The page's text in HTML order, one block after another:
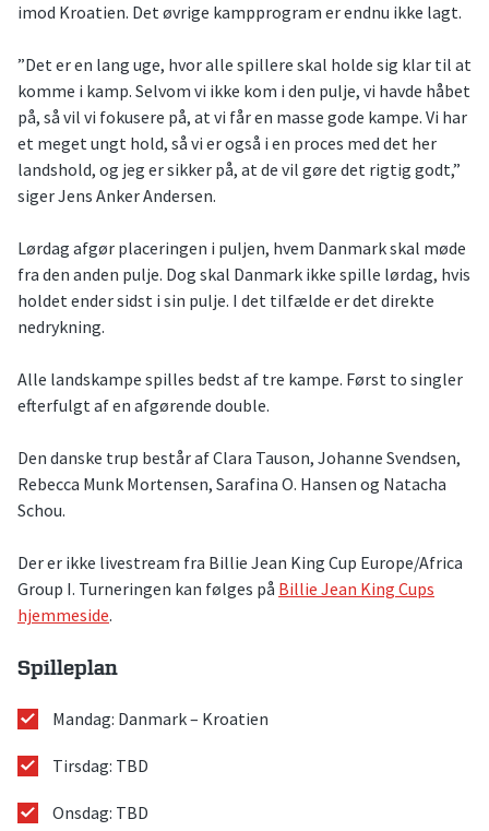
imod Kroatien. Det øvrige kampprogram er endnu ikke lagt.
”Det er en lang uge, hvor alle spillere skal holde sig klar til at
komme i kamp. Selvom vi ikke kom i den pulje, vi havde håbet
på, så vil vi fokusere på, at vi får en masse gode kampe. Vi har
et meget ungt hold, så vi er også i en proces med det her
landshold, og jeg er sikker på, at de vil gøre det rigtig godt,”
siger Jens Anker Andersen.
Lørdag afgør placeringen i puljen, hvem Danmark skal møde
fra den anden pulje. Dog skal Danmark ikke spille lørdag, hvis
holdet ender sidst i sin pulje. I det tilfælde er det direkte
nedrykning.
Alle landskampe spilles bedst af tre kampe. Først to singler
efterfulgt af en afgørende double.
Den danske trup består af Clara Tauson, Johanne Svendsen,
Rebecca Munk Mortensen, Sarafina O. Hansen og Natacha
Schou.
Der er ikke livestream fra Billie Jean King Cup Europe/Africa
Group I. Turneringen kan følges på Billie Jean King Cups
hjemmeside.
Spilleplan
Mandag: Danmark – Kroatien
Tirsdag: TBD
Onsdag: TBD